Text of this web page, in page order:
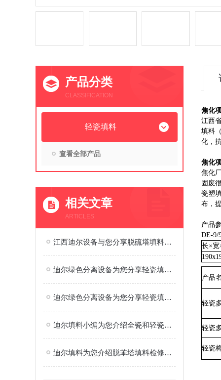
产品分类
CLASSIFICATION
轻瓷填料
查看全部产品
相关文章
ARTICLES
江西迪尔设备与您分享脱硫塔填料：XA-1轻瓷多齿环填料轻瓷梅花环
迪尔绿色分离设备为您分享轻瓷填料产品特点及安装
迪尔绿色分离设备为您分享轻瓷填料产品特点及安装注意事项
迪尔填料小编为您介绍全瓷和轻瓷哪个更好及与其它陶瓷填料的比较
迪尔填料为您介绍脱苯塔填料检修清理方案
焦化
江西
填料
化，
焦化
焦化
固废
瓷塑
布，
产品
DE-9/
长×
产品
轻瓷
轻瓷
轻瓷